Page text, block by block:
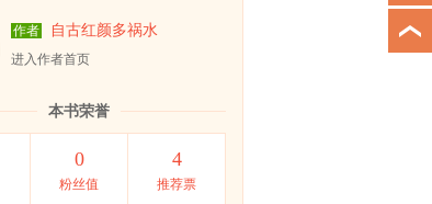
作者 自古红颜多祸水
进入作者首页
本书荣誉
0
粉丝值
4
推荐票